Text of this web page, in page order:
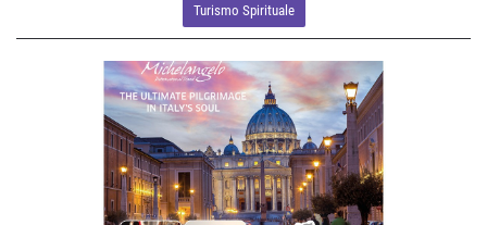
Turismo Spirituale